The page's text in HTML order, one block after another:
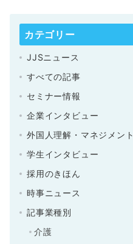
カテゴリー
JJSニュース
すべての記事
セミナー情報
企業インタビュー
外国人理解・マネジメント
学生インタビュー
採用のきほん
時事ニュース
記事業種別
介護